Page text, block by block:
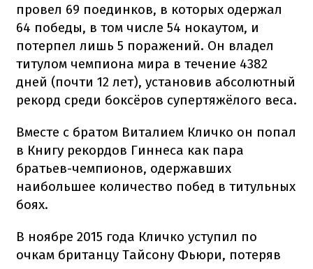
провел 69 поединков, в которых одержал
64 победы, в том числе 54 нокаутом, и
потерпел лишь 5 поражений. Он владел
титулом чемпиона мира в течение 4382
дней (почти 12 лет), установив абсолютный
рекорд среди боксёров супертяжёлого веса.
Вместе с братом Виталием Кличко он попал
в Книгу рекордов Гиннеса как пара
братьев-чемпионов, одержавших
наибольшее количество побед в титульных
боях.
В ноябре 2015 года Кличко уступил по
очкам британцу Тайсону Фьюри, потеряв